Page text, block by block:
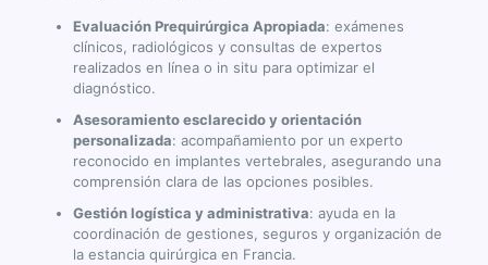
Evaluación Prequirúrgica Apropiada: exámenes
clínicos, radiológicos y consultas de expertos
realizados en línea o in situ para optimizar el
diagnóstico.
Asesoramiento esclarecido y orientación
personalizada: acompañamiento por un experto
reconocido en implantes vertebrales, asegurando una
comprensión clara de las opciones posibles.
Gestión logística y administrativa: ayuda en la
coordinación de gestiones, seguros y organización de
la estancia quirúrgica en Francia.